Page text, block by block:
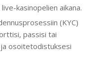
kasinopelien aikana.
(KYC)
passisi tai
osoitetodistuksesi